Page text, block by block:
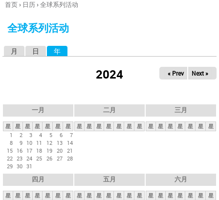
你
这
首页› 日历›全球系列活动
全球系列活动
月 日 年
2024 « Prev Next »
一月
星 星 星 星 星 星
星
1
2 3 4 5 6
7
8
9 10 11 12 13
14
15 16 17 18 19 20 21
22 23 24 25 26 27 28
29 30 31
二月
星 星 星 星 星 星 星
三月
星 星 星 星 星 星 星
四月
星 星 星 星 星 星 星
五月
星 星 星 星 星 星 星
六月
星 星 星 星 星 星 星